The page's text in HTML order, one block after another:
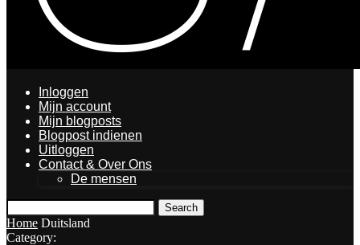
Inloggen
Mijn account
Mijn blogposts
Blogpost indienen
Uitloggen
Contact & Over Ons
De mensen
Search
Home Duitsland
Category: